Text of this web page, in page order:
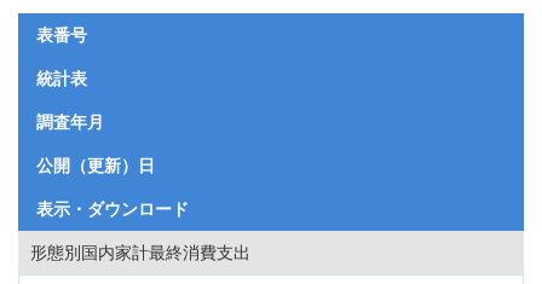
表番号
統計表
調査年月
公開（更新）日
表示・ダウンロード
形態別国内家計最終消費支出